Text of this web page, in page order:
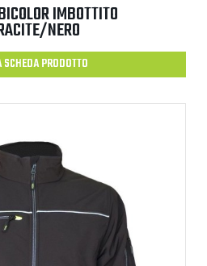
IMBOTTITO
NERO
PRODOTTO